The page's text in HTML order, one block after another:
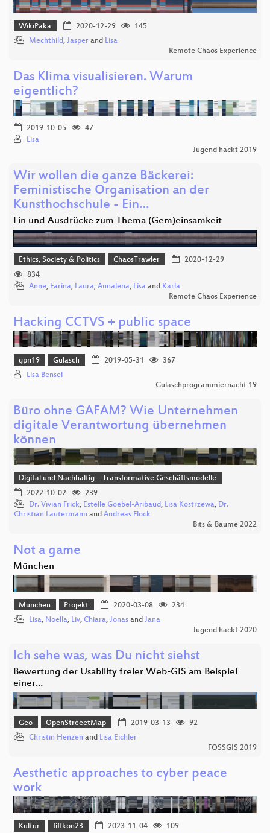
WikiPaka 2020-12-29
145
Mechthild, Jasper and Lisa
Remote Chaos Experience
Das Klima visualisieren. Warum
eigentlich?
2019-10-05
47
Lisa
Jugend hackt 2019
Wir wollen die ganze Bäckerei:
Feministische Organisation an der
Kunsthochschule - Ein…
Ein und Ausdrücke zum Thema (Gem)einsamkeit
Ethics, Society & Politics ChaosTrawler
2020-12-29
834
Anne, Farina, Laura, Annalena, Lisa and Karla
Remote Chaos Experience
Hacking CCTVS + public space
gpn19 Gulasch 2019-05-31
367
Lisa Bensel
Gulaschprogrammiernacht 19
Büro ohne GAFAM? Wie Unternehmen
digitale Verantwortung übernehmen
können
Digital und Nachhaltig – Transformative Geschäftsmodelle
2022-10-02
239
Dr. Vivian Frick, Estelle Goebel-Aribaud, Lisa Kostrzewa, Dr.
Christian Lautermann and Andreas Flock
Bits & Bäume 2022
Not a game
München
München Projekt 2020-03-08
234
Lisa, Noella, Liv, Chiara, Jonas and Jana
Jugend hackt 2020
Ich sehe was, was Du nicht siehst
Bewertung der Usability freier Web-GIS am Beispiel
einer…
Geo OpenStreeetMap 2019-03-13
92
Christin Henzen and Lisa Eichler
FOSSGIS 2019
Aesthetic approaches to cyber peace
work
Kultur fiffkon23 2023-11-04
109